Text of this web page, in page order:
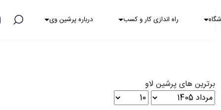
راه اندازی کار و کسب درباره پرشین وی
برترین های پرشین لاو